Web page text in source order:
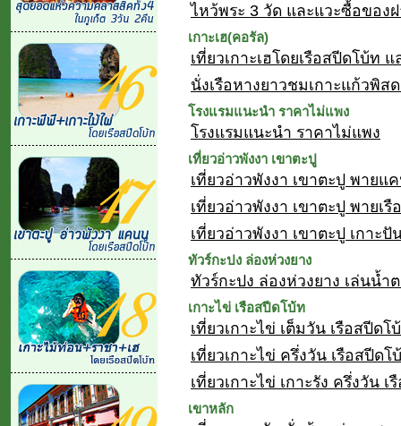
ไหว้พระ 3 วัด และแวะซื้อของ
เกาะเฮ(คอรัล)
เที่ยวเกาะเฮโดยเรือสปีดโบ้ท
นั่งเรือหางยาวชมเกาะแก้วพิส
โรงแรมแนะนำ ราคาไม่แพง
โรงแรมแนะนำ ราคาไม่แพง
เที่ยวอ่าวพังงา เขาตะปู
เที่ยวอ่าวพังงา เขาตะปู พายแ
เที่ยวอ่าวพังงา เขาตะปู พายเ
เที่ยวอ่าวพังงา เขาตะปู เกาะ
ทัวร์กะปง ล่องห่วงยาง
ทัวร์กะปง ล่องห่วงยาง เล่นน้ำ
เกาะไข่ เรือสปีดโบ้ท
เที่ยวเกาะไข่ เต็มวัน เรือสปีดโ
เที่ยวเกาะไข่ ครึ่งวัน เรือสปีดโ
เที่ยวเกาะไข่ เกาะรัง ครึ่งวัน เ
เขาหลัก